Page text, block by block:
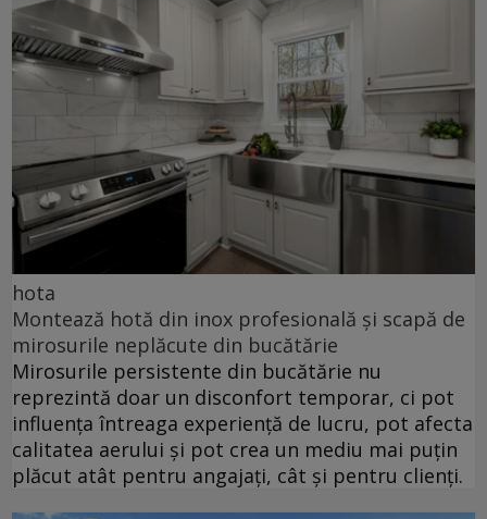
hota
Montează hotă din inox profesională și scapă de
mirosurile neplăcute din bucătărie
Mirosurile persistente din bucătărie nu
reprezintă doar un disconfort temporar, ci pot
influența întreaga experiență de lucru, pot afecta
calitatea aerului și pot crea un mediu mai puțin
plăcut atât pentru angajați, cât și pentru clienți.